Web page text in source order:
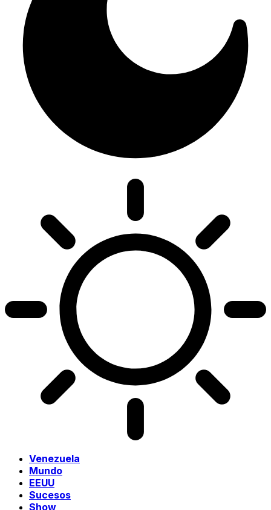
Venezuela
Mundo
EEUU
Sucesos
Show